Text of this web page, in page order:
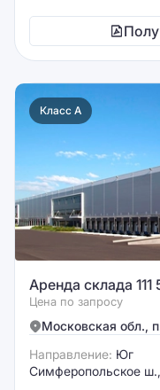
Класс A
Аренда склада
Цена по запросу
Московская обл.,
Направление: Юг
Симферопольское